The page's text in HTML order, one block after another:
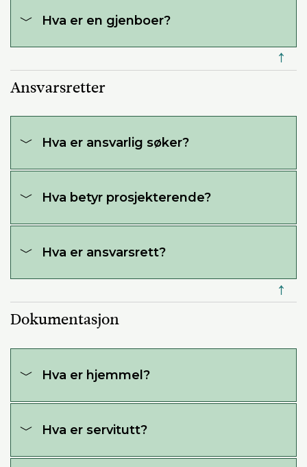
Hva er en gjenboer?
↑
Ansvarsretter
Hva er ansvarlig søker?
Hva betyr prosjekterende?
Hva er ansvarsrett?
↑
Dokumentasjon
Hva er hjemmel?
Hva er servitutt?